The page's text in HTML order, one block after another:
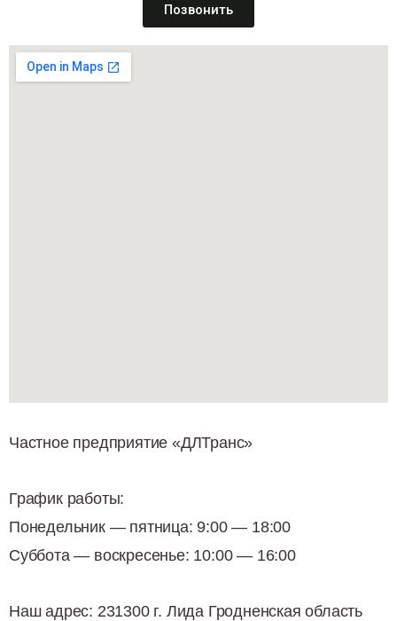
Позвонить
Частное предприятие «ДЛТранс»
График работы:
Понедельник — пятница: 9:00 — 18:00
Суббота — воскресенье: 10:00 — 16:00
Наш адрес: 231300 г. Лида Гродненская область